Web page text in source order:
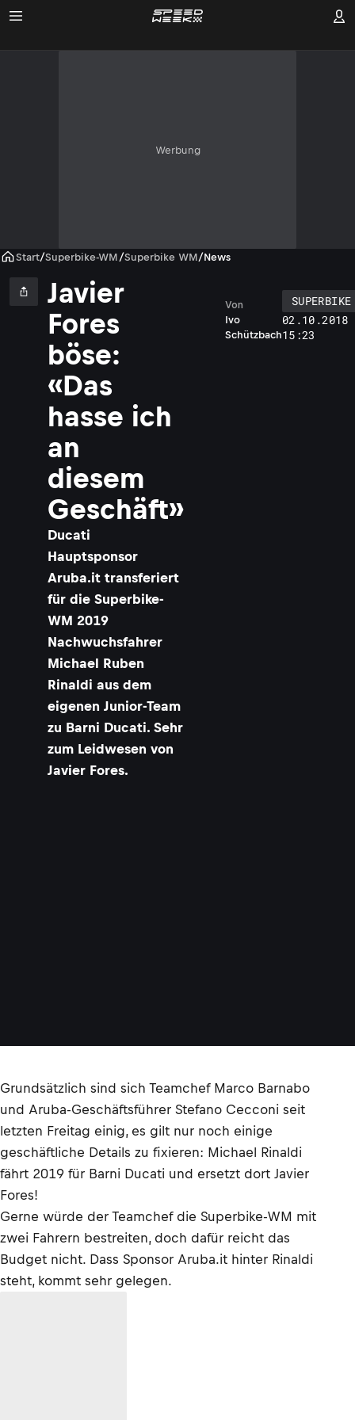
Werbung
Start/Superbike-WM /Superbike WM/News
Javier
Fores
böse:
«Das
hasse ich
an
diesem
Geschäft»
Ducati
Hauptsponsor
Aruba.it transferiert
für die Superbike-
WM 2019
Nachwuchsfahrer
Michael Ruben
Rinaldi aus dem
eigenen Junior-Team
zu Barni Ducati. Sehr
zum Leidwesen von
Javier Fores.
Ivo
Schützbach
Von
SUPERBIKE
15:23
Grundsätzlich sind sich Teamchef Marco Barnabo
und Aruba-Geschäftsführer Stefano Cecconi seit
letzten Freitag einig, es gilt nur noch einige
geschäftliche Details zu fixieren: Michael Rinaldi
fährt 2019 für Barni Ducati und ersetzt dort Javier
Fores!
Gerne würde der Teamchef die Superbike-WM mit
zwei Fahrern bestreiten, doch dafür reicht das
Budget nicht. Dass Sponsor Aruba.it hinter Rinaldi
steht, kommt sehr gelegen.